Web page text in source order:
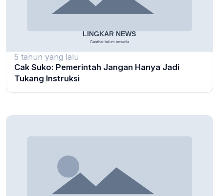
5 tahun yang lalu
Cak Suko: Pemerintah Jangan Hanya Jadi
Tukang Instruksi